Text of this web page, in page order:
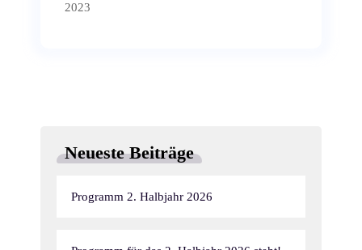
2023
Neueste Beiträge
Programm 2. Halbjahr 2026